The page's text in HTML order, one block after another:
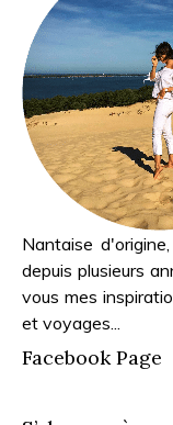
Nantaise
depuis plusieurs
vous mes
et voyages...
Facebook Page